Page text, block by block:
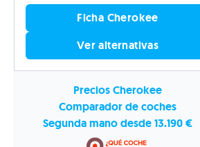
Ficha Cherokee
Ver alternativas
Precios Cherokee
Comparador de coches
Segunda mano desde 13.190 €